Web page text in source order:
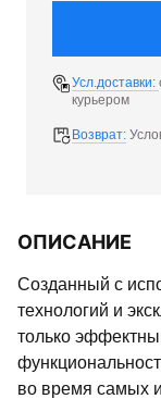
Усл.доставки:
курьером
Возврат:
ОПИСАНИЕ
Созданный с
технологий и
только
во время самых